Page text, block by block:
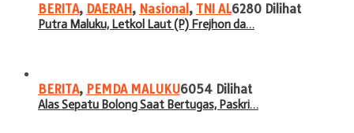
BERITA, DAERAH, Nasional , TNI AL6280 Dilihat
Putra Maluku, Letkol Laut (P) Frejhon da…
BERITA, PEMDA MALUKU6054 Dilihat
Alas Sepatu Bolong Saat Bertugas, Paskri…